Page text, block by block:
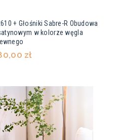
+ Głośniki Sabre-R Obudowa
w kolorze węgla
zł